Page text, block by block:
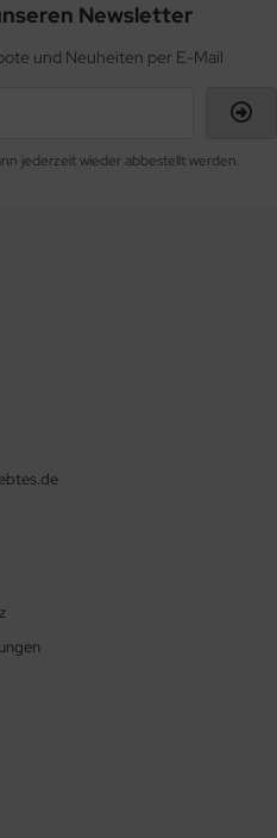
Newsletter
und Neuheiten per E-Mail
jederzeit wieder abbestellt werden.